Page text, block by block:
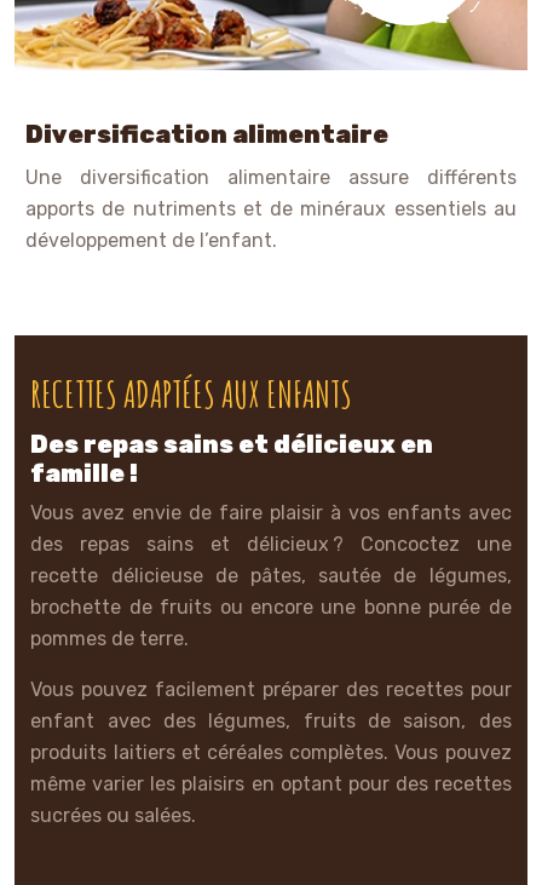
Diversification alimentaire
Une diversification alimentaire assure différents
apports de nutriments et de minéraux essentiels au
développement de l’enfant.
RECETTES ADAPTÉES AUX ENFANTS
Des repas sains et délicieux en
famille !
Vous avez envie de faire plaisir à vos enfants avec
des repas sains et délicieux ? Concoctez une
recette délicieuse de pâtes, sautée de légumes,
brochette de fruits ou encore une bonne purée de
pommes de terre.
Vous pouvez facilement préparer des recettes pour
enfant avec des légumes, fruits de saison, des
produits laitiers et céréales complètes. Vous pouvez
même varier les plaisirs en optant pour des recettes
sucrées ou salées.